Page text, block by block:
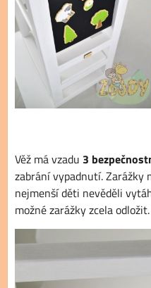
Věž má vzadu 3
zabrání vypadnutí. Zarážky
nejmenší děti nevěděli
možné zarážky zcela odložit.